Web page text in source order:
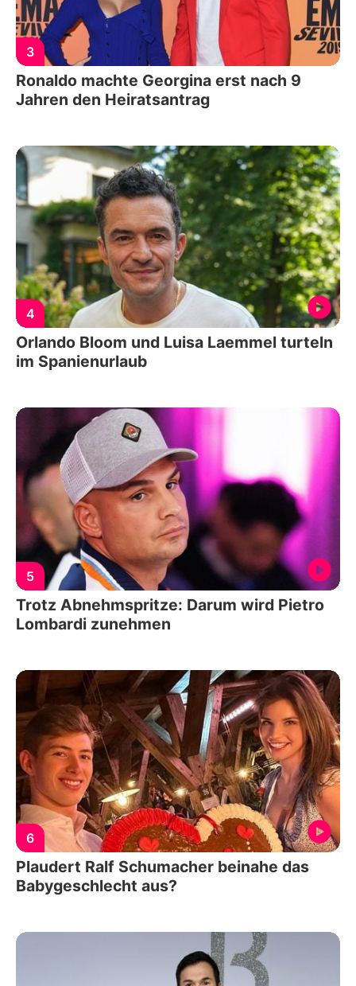
3
Ronaldo machte Georgina erst nach 9
Jahren den Heiratsantrag
4
Orlando Bloom und Luisa Laemmel turteln
im Spanienurlaub
5
Trotz Abnehmspritze: Darum wird Pietro
Lombardi zunehmen
6
Plaudert Ralf Schumacher beinahe das
Babygeschlecht aus?